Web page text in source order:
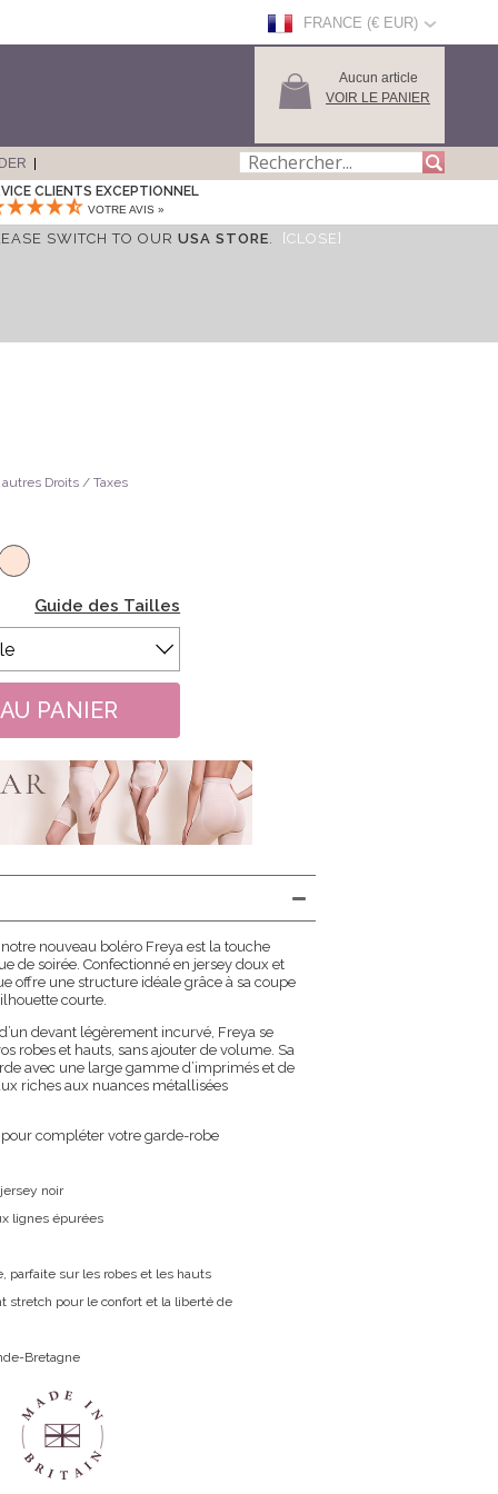
FRANCE (€ EUR)
Aucun article
VOIR LE PANIER
CLIENTS EXCEPTIONNEL
VOTRE AVIS »
SWITCH TO OUR USA STORE. [CLOSE]
Droits / Taxes
Guide des Tailles
nouveau boléro Freya est la touche
de soirée. Confectionné en jersey doux et
offre une structure idéale grâce à sa coupe
courte.
devant légèrement incurvé, Freya se
robes et hauts, sans ajouter de volume. Sa
avec une large gamme d’imprimés et de
riches aux nuances métallisées
compléter votre garde-robe
noir
lignes épurées
parfaite sur les robes et les hauts
stretch pour le confort et la liberté de
Bretagne